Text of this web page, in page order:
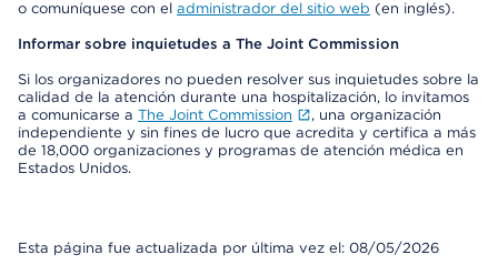
o comuníquese con el administrador del sitio web (en inglés).
Informar sobre inquietudes a The Joint Commission
Si los organizadores no pueden resolver sus inquietudes sobre la
calidad de la atención durante una hospitalización, lo invitamos
a comunicarse a The Joint Commission
, una organización
independiente y sin fines de lucro que acredita y certifica a más
de 18,000 organizaciones y programas de atención médica en
Estados Unidos.
Esta página fue actualizada por última vez el: 08/05/2026